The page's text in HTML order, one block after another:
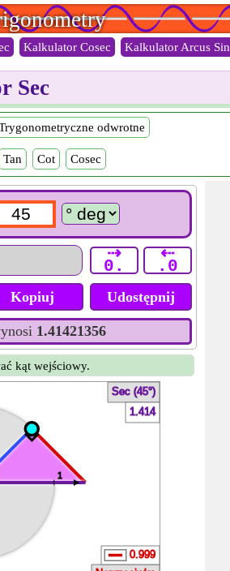
Kalkulator Cosec Kalkulator Arcus Sin
Sec
odwrotne
Tan Cot Cosec
⇢
0.
⇠
.0
Kopiuj Udostępnij
1.41421356
kąt wejściowy.